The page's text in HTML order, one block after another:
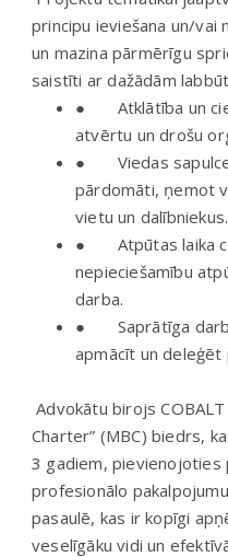
principu ieviešana un/vai
un mazina pārmērīgu
saistīti ar dažādām
● Atklātība un
atvērtu un drošu
● Viedas
pārdomāti, ņemot
vietu un dalībniekus.
● Atpūtas laika
nepieciešamību
darba.
● Saprātīga
apmācīt un
Advokātu birojs
Charter” (MBC) biedrs,
3 gadiem, pievienojoties
profesionālo
pasaulē, kas ir kopīgi
veselīgāku vidi un